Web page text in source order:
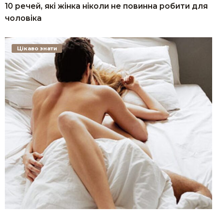
10 речей, які жінка ніколи не повинна робити для
чоловіка
Цікаво знати